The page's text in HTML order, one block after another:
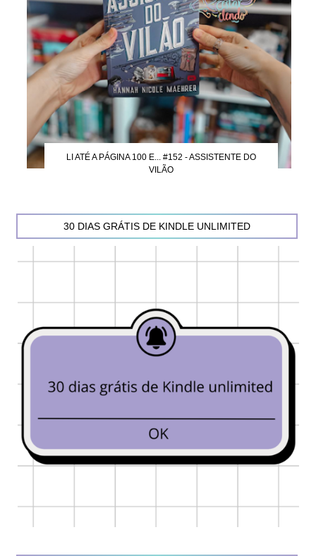
LI ATÉ A PÁGINA 100 E... #152 - ASSISTENTE DO
VILÃO
30 DIAS GRÁTIS DE KINDLE UNLIMITED